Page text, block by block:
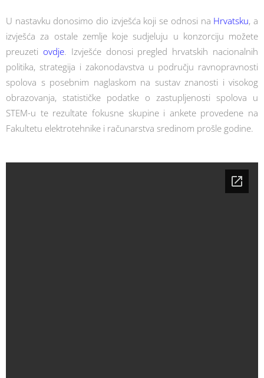
U nastavku donosimo dio izvješća koji se odnosi na Hrvatsku, a
izvješća za ostale zemlje koje sudjeluju u konzorciju možete
preuzeti ovdje. Izvješće donosi pregled hrvatskih nacionalnih
politika, strategija i zakonodavstva u području ravnopravnosti
spolova s posebnim naglaskom na sustav znanosti i visokog
obrazovanja, statističke podatke o zastupljenosti spolova u
STEM-u te rezultate fokusne skupine i ankete provedene na
Fakultetu elektrotehnike i računarstva sredinom prošle godine.